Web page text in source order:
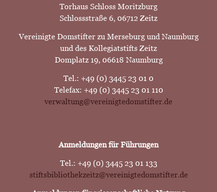
Torhaus Schloss Moritzburg
Schlossstraße 6, 06712 Zeitz
Vereinigte Domstifter zu Merseburg und Naumburg
und des Kollegiatstifts Zeitz
Domplatz 19, 06618 Naumburg
Tel.: +49 (0) 3445 23 01 0
Telefax: +49 (0) 3445 23 01 110
verwaltung@vereinigtedomstifter.de
Anmeldungen für Führungen
Tel.: +49 (0) 3445 23 01 133
stiftsbibliothekzeitz@vereinigtedomstifter.de